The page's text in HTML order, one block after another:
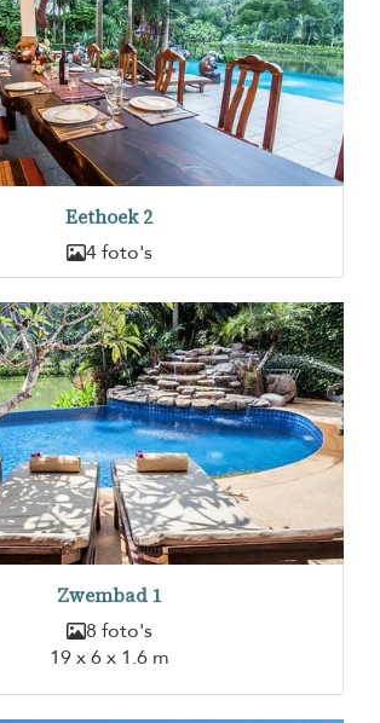
Eethoek 2
4 foto's
Zwembad 1
8 foto's
19 x 6 x 1.6 m